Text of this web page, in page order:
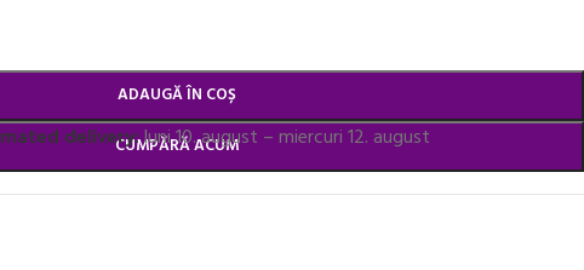
ADAUGĂ ÎN COȘ
CUMPĂRĂ ACUM
delivery:luni 10. august – miercuri 12. august